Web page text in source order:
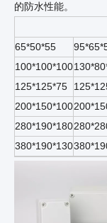
的防水性能。
65*50*55
100*100*100
125*125*75
200*150*100
280*190*180
380*190*130